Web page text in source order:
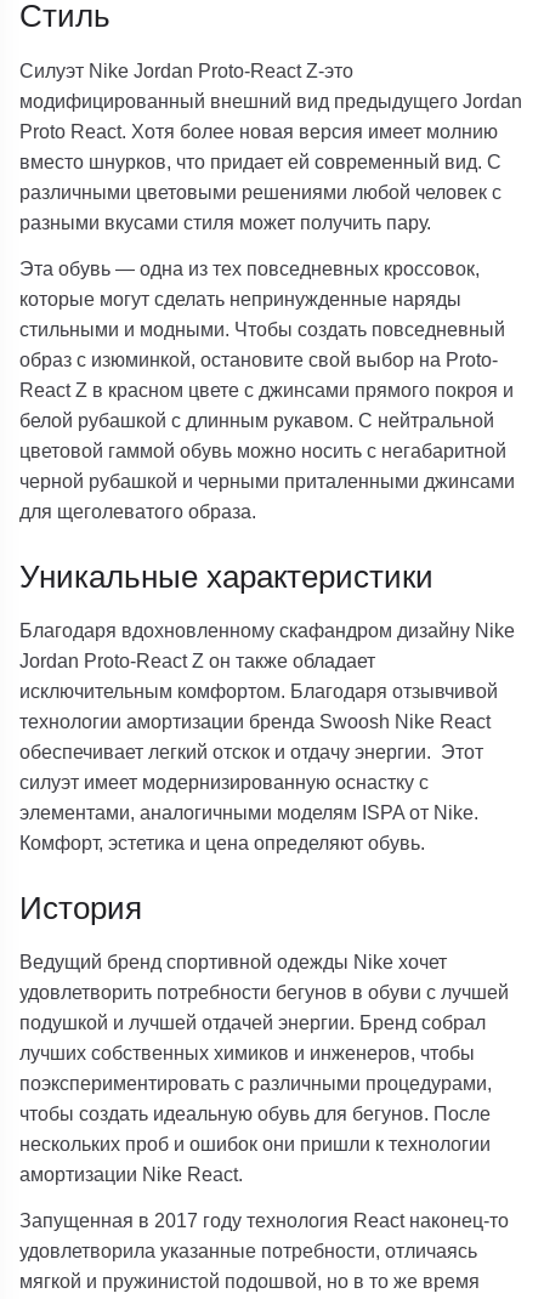
Стиль
Силуэт Nike Jordan Proto-React Z-это
модифицированный внешний вид предыдущего Jordan
Proto React. Хотя более новая версия имеет молнию
вместо шнурков, что придает ей современный вид. С
различными цветовыми решениями любой человек с
разными вкусами стиля может получить пару.
Эта обувь — одна из тех повседневных кроссовок,
которые могут сделать непринужденные наряды
стильными и модными. Чтобы создать повседневный
образ с изюминкой, остановите свой выбор на Proto-
React Z в красном цвете с джинсами прямого покроя и
белой рубашкой с длинным рукавом. С нейтральной
цветовой гаммой обувь можно носить с негабаритной
черной рубашкой и черными приталенными джинсами
для щеголеватого образа.
Уникальные характеристики
Благодаря вдохновленному скафандром дизайну Nike
Jordan Proto-React Z он также обладает
исключительным комфортом. Благодаря отзывчивой
технологии амортизации бренда Swoosh Nike React
обеспечивает легкий отскок и отдачу энергии. Этот
силуэт имеет модернизированную оснастку с
элементами, аналогичными моделям ISPA от Nike.
Комфорт, эстетика и цена определяют обувь.
История
Ведущий бренд спортивной одежды Nike хочет
удовлетворить потребности бегунов в обуви с лучшей
подушкой и лучшей отдачей энергии. Бренд собрал
лучших собственных химиков и инженеров, чтобы
поэкспериментировать с различными процедурами,
чтобы создать идеальную обувь для бегунов. После
нескольких проб и ошибок они пришли к технологии
амортизации Nike React.
Запущенная в 2017 году технология React наконец-то
удовлетворила указанные потребности, отличаясь
мягкой и пружинистой подошвой, но в то же время